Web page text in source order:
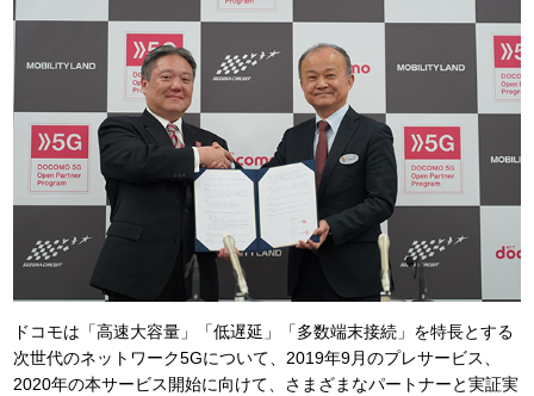
ドコモは「高速大容量」「低遅延」「多数端末接続」を特長とする
次世代のネットワーク5Gについて、2019年9月のプレサービス、
2020年の本サービス開始に向けて、さまざまなパートナーと実証実